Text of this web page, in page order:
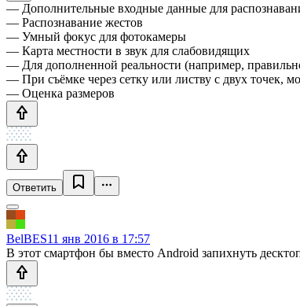
— Дополнительные входные данные для
— Распознавание жестов
— Умный фокус для фотокамеры
— Карта местности в звук для слабовидящих
— Для дополненной реальности (например,
— При съёмке через сетку или листву с двух точек,
— Оценка размеров
Ответить
BelBES11 янв 2016 в 17:57
В этот смартфон бы вместо Android запихнуть